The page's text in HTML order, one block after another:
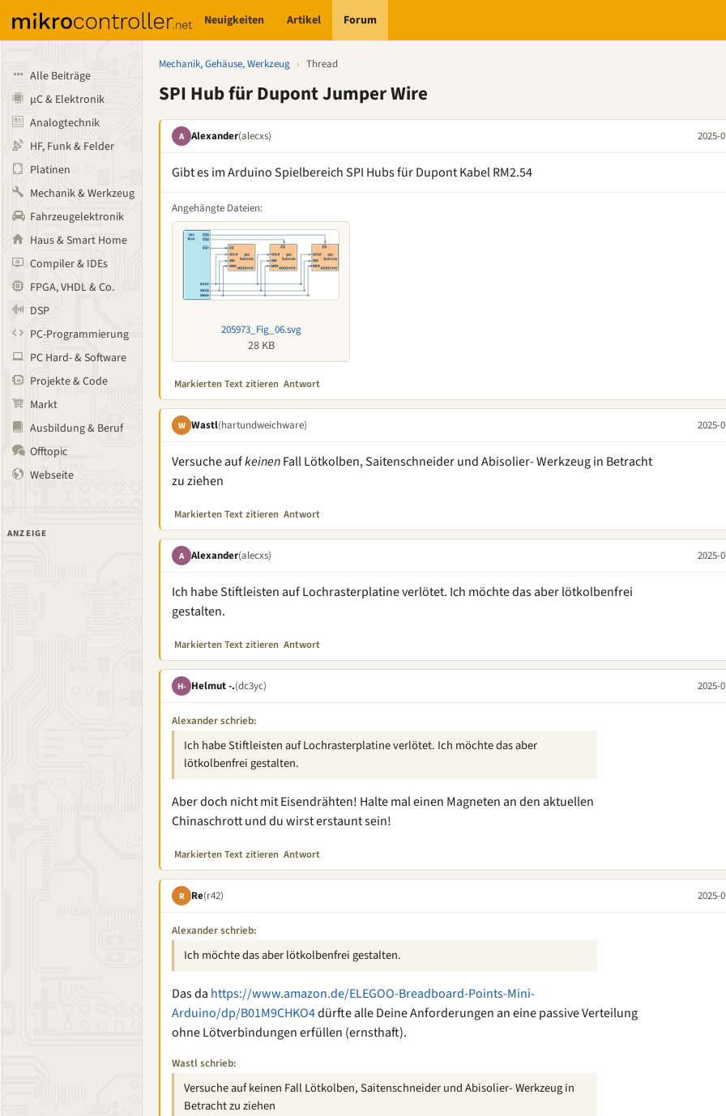
Neuigkeiten Artikel Forum
Alle Beiträge
µC & Elektronik
Analogtechnik
HF, Funk & Felder
Platinen
Mechanik & Werkzeug
Fahrzeugelektronik
Haus & Smart Home
Compiler & IDEs
FPGA, VHDL & Co.
DSP
PC-Programmierung
PC Hard- & Software
Projekte & Code
Markt
Ausbildung & Beruf
Offtopic
Webseite
ANZEIGE
Mechanik, Gehäuse, Werkzeug › Thread
SPI Hub für Dupont Jumper Wire
A Alexander(alecxs) 2025-
Gibt es im Arduino Spielbereich SPI Hubs für Dupont Kabel RM2.54
Angehängte Dateien:
205973_Fig_06.svg
28 KB
Markierten Text zitieren Antwort
W Wastl(hartundweichware) 2025-
Versuche aufkeinenFall Lötkolben, Saitenschneider und Abisolier- Werkzeug in Betracht
zu ziehen
Markierten Text zitieren Antwort
A Alexander(alecxs) 2025-
Ich habe Stiftleisten auf Lochrasterplatine verlötet. Ich möchte das aber lötkolbenfrei
gestalten.
Markierten Text zitieren Antwort
H- Helmut -.(dc3yc) 2025-
Alexander schrieb:
Ich habe Stiftleisten auf Lochrasterplatine verlötet. Ich möchte das aber
lötkolbenfrei gestalten.
Aber doch nicht mit Eisendrähten! Halte mal einen Magneten an den aktuellen
Chinaschrott und du wirst erstaunt sein!
Markierten Text zitieren Antwort
R Re(r42) 2025-
Alexander schrieb:
Ich möchte das aber lötkolbenfrei gestalten.
Das da https://www.amazon.de/ELEGOO-Breadboard-Points-Mini-
Arduino/dp/B01M9CHKO4dürfte alle Deine Anforderungen an eine passive Verteilung
ohne Lötverbindungen erfüllen (ernsthaft).
Wastl schrieb:
Versuche auf keinen Fall Lötkolben, Saitenschneider und Abisolier- Werkzeug in
Betracht zu ziehen